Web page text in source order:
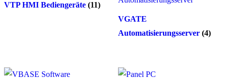
VTP HMI Bediengeräte (11)
VGATE
Automatisierungsserver (4)